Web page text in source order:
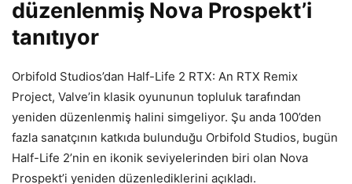
düzenlenmiş Nova Prospekt’i
tanıtıyor
Orbifold Studios’dan Half-Life 2 RTX: An RTX Remix
Project, Valve’in klasik oyununun topluluk tarafından
yeniden düzenlenmiş halini simgeliyor. Şu anda 100’den
fazla sanatçının katkıda bulunduğu Orbifold Studios, bugün
Half-Life 2’nin en ikonik seviyelerinden biri olan Nova
Prospekt’i yeniden düzenlediklerini açıkladı.